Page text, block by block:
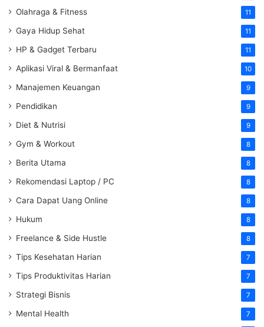
Olahraga & Fitness 11
Gaya Hidup Sehat 11
HP & Gadget Terbaru 11
Aplikasi Viral & Bermanfaat 10
Manajemen Keuangan 9
Pendidikan 9
Diet & Nutrisi 9
Gym & Workout 8
Berita Utama 8
Rekomendasi Laptop / PC 8
Cara Dapat Uang Online 8
Hukum 8
Freelance & Side Hustle 8
Tips Kesehatan Harian 7
Tips Produktivitas Harian 7
Strategi Bisnis 7
Mental Health 7